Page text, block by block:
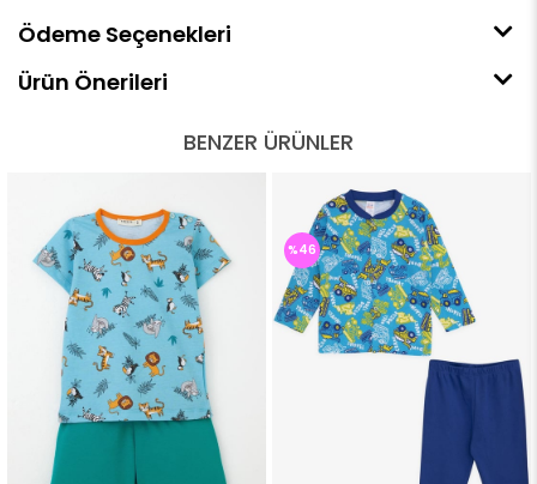
Ödeme Seçenekleri
Ürün Önerileri
BENZER ÜRÜNLER
%46